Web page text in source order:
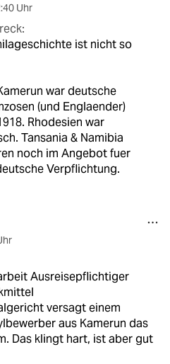
Uhr
ist nicht so
war deutsche
(und Englaender)
Rhodesien war
Tansania & Namibia
noch im Angebot fuer
Verpflichtung.
Ausreisepflichtiger
versagt einem
aus Kamerun das
Das klingt hart, ist aber gut